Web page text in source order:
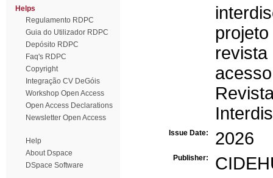
Helps
Regulamento RDPC
Guia do Utilizador RDPC
Depósito RDPC
Faq's RDPC
Copyright
Integração CV DeGóis
Workshop Open Access
Open Access Declarations
Newsletter Open Access
Help
About Dspace
DSpace Software
revista
Issue Date: 2026
Publisher: